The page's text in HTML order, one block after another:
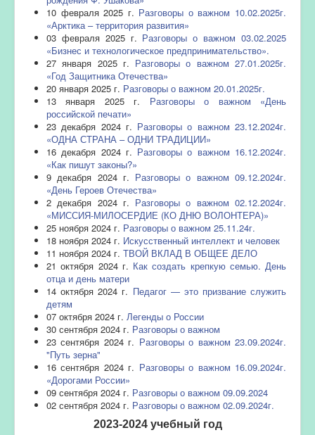
10 февраля 2025 г. Разговоры о важном 10.02.2025г.
«Арктика – территория развития»
03 февраля 2025 г. Разговоры о важном 03.02.2025
«Бизнес и технологическое предпринимательство».
27 января 2025 г. Разговоры о важном 27.01.2025г.
«Год Защитника Отечества»
20 января 2025 г. Разговоры о важном 20.01.2025г.
13 января 2025 г. Разговоры о важном «День
российской печати»
23 декабря 2024 г. Разговоры о важном 23.12.2024г.
«ОДНА СТРАНА – ОДНИ ТРАДИЦИИ»
16 декабря 2024 г. Разговоры о важном 16.12.2024г.
«Как пишут законы?»
9 декабря 2024 г. Разговоры о важном 09.12.2024г.
«День Героев Отечества»
2 декабря 2024 г. Разговоры о важном 02.12.2024г.
«МИССИЯ-МИЛОСЕРДИЕ (КО ДНЮ ВОЛОНТЕРА)»
25 ноября 2024 г. Разговоры о важном 25.11.24г.
18 ноября 2024 г. Искусственный интеллект и человек
11 ноября 2024 г. ТВОЙ ВКЛАД В ОБЩЕЕ ДЕЛО
21 октября 2024 г. Как создать крепкую семью. День
отца и день матери
14 октября 2024 г. Педагог — это призвание служить
детям
07 октября 2024 г. Легенды о России
30 сентября 2024 г. Разговоры о важном
23 сентября 2024 г. Разговоры о важном 23.09.2024г.
"Путь зерна"
16 сентября 2024 г. Разговоры о важном 16.09.2024г.
«Дорогами России»
09 сентября 2024 г. Разговоры о важном 09.09.2024
02 сентября 2024 г. Разговоры о важном 02.09.2024г.
2023-2024 учебный год